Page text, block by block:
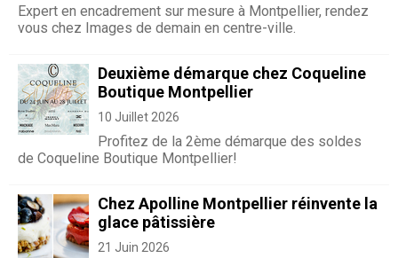
Expert en encadrement sur mesure à Montpellier, rendez
vous chez Images de demain en centre-ville.
Deuxième démarque chez Coqueline
Boutique Montpellier
10 Juillet 2026
Profitez de la 2ème démarque des soldes
de Coqueline Boutique Montpellier!
Chez Apolline Montpellier réinvente la
glace pâtissière
21 Juin 2026